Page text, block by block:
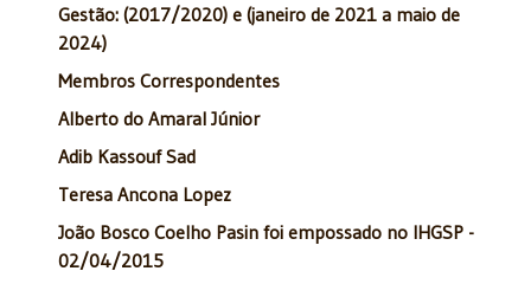
Gestão: (2017/2020) e (janeiro de 2021 a maio de
2024)
Membros Correspondentes
Alberto do Amaral Júnior
Adib Kassouf Sad
Teresa Ancona Lopez
João Bosco Coelho Pasin foi empossado no IHGSP -
02/04/2015